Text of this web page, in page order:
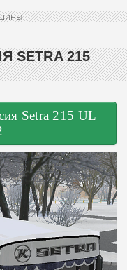
SETRA 215
Setra 215 UL